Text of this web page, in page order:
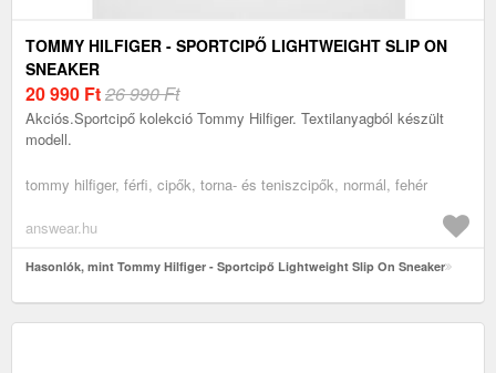
TOMMY HILFIGER - SPORTCIPŐ LIGHTWEIGHT SLIP ON
SNEAKER
20 990 Ft26 990 Ft
Akciós.Sportcipő kolekció Tommy Hilfiger. Textilanyagból készült
modell.
tommy hilfiger, férfi, cipők, torna- és teniszcipők, normál, fehér
answear.hu
Hasonlók, mint Tommy Hilfiger - Sportcipő Lightweight Slip On Sneaker